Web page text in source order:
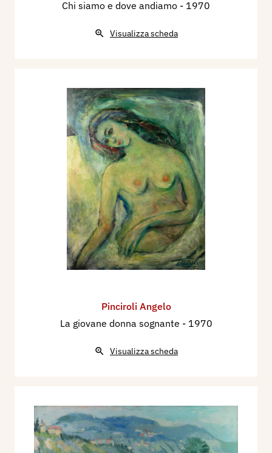
Chi siamo e dove andiamo - 1970
Visualizza scheda
Pinciroli Angelo
La giovane donna sognante - 1970
Visualizza scheda